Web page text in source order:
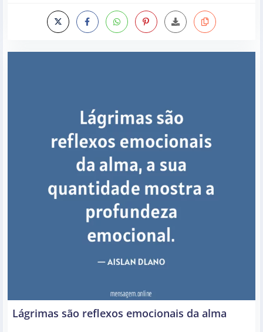
Lágrimas são reflexos emocionais da alma